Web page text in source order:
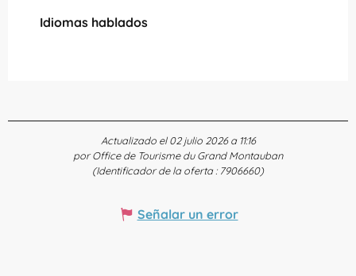
Idiomas hablados
Idiomas hablados
Actualizado el 02 julio 2026 a 11:16
por Office de Tourisme du Grand Montauban
(Identificador de la oferta : 7906660)
Señalar un error